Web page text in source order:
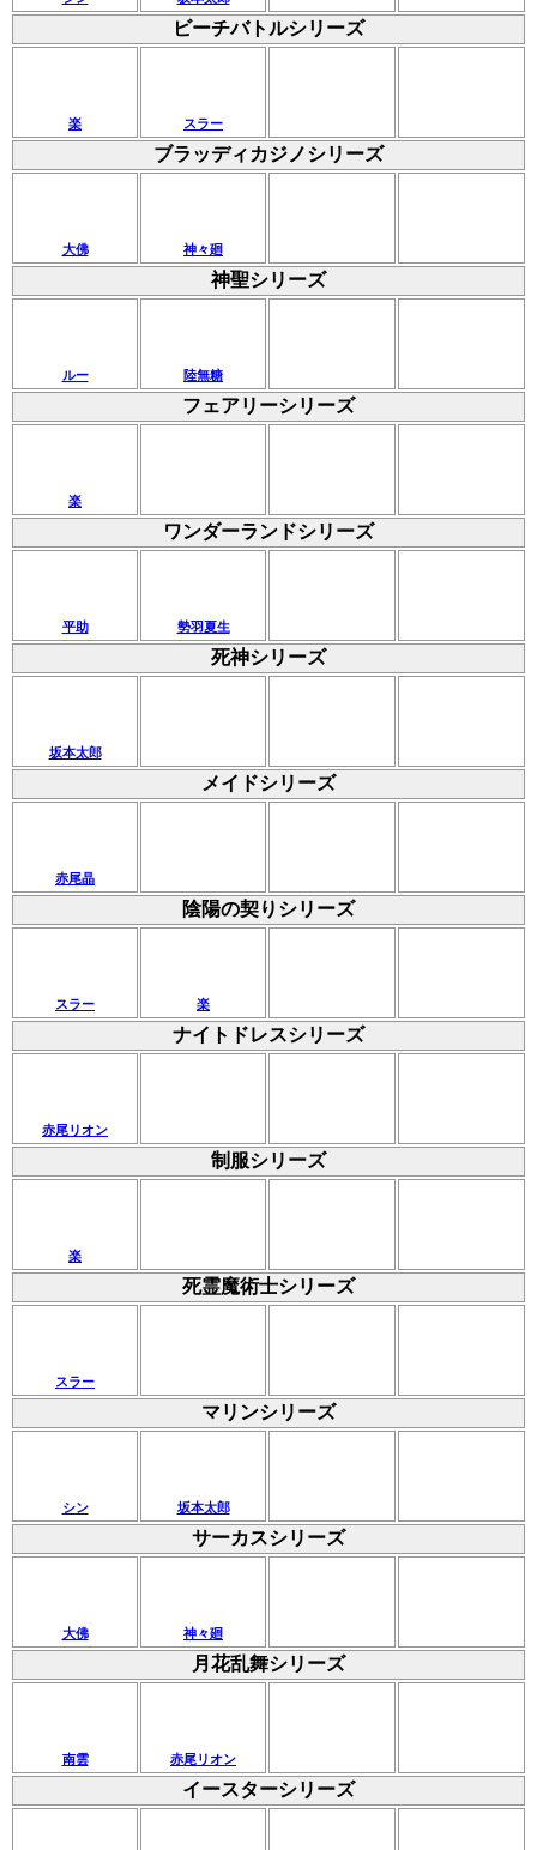
ビーチバトルシリーズ
楽 スラー
ブラッディカジノシリーズ
大佛 神々廻
神聖シリーズ
ルー 陸無糖
フェアリーシリーズ
楽
ワンダーランドシリーズ
平助 勢羽夏生
死神シリーズ
坂本太郎
メイドシリーズ
赤尾晶
陰陽の契りシリーズ
スラー 楽
ナイトドレスシリーズ
赤尾リオン
制服シリーズ
楽
死霊魔術士シリーズ
スラー
マリンシリーズ
シン 坂本太郎
サーカスシリーズ
大佛 神々廻
月花乱舞シリーズ
南雲 赤尾リオン
イースターシリーズ